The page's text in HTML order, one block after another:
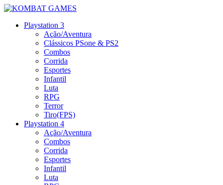
Playstation 3
Ação/Aventura
Clássicos PSone & PS2
Combos
Corrida
Esportes
Infantil
Luta
RPG
Terror
Tiro(FPS)
Playstation 4
Ação/Aventura
Combos
Corrida
Esportes
Infantil
Luta